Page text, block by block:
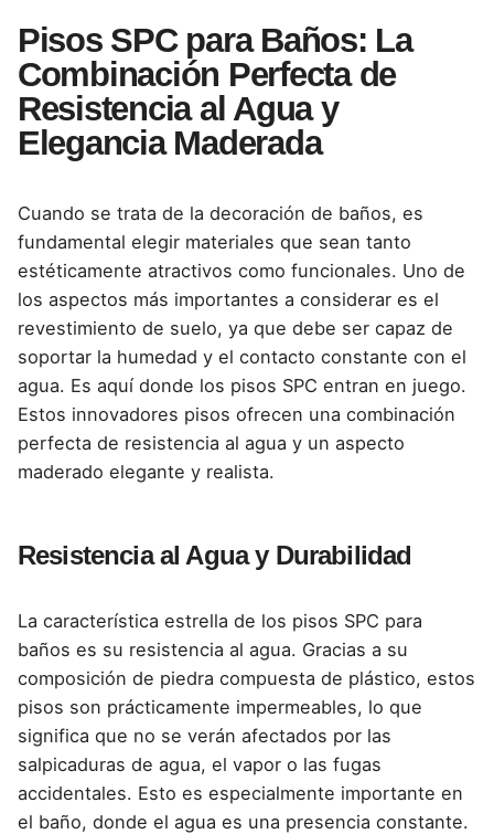
Pisos SPC para Baños: La
Combinación Perfecta de
Resistencia al Agua y
Elegancia Maderada
Cuando se trata de la decoración de baños, es
fundamental elegir materiales que sean tanto
estéticamente atractivos como funcionales. Uno de
los aspectos más importantes a considerar es el
revestimiento de suelo, ya que debe ser capaz de
soportar la humedad y el contacto constante con el
agua. Es aquí donde los pisos SPC entran en juego.
Estos innovadores pisos ofrecen una combinación
perfecta de resistencia al agua y un aspecto
maderado elegante y realista.
Resistencia al Agua y Durabilidad
La característica estrella de los pisos SPC para
baños es su resistencia al agua. Gracias a su
composición de piedra compuesta de plástico, estos
pisos son prácticamente impermeables, lo que
significa que no se verán afectados por las
salpicaduras de agua, el vapor o las fugas
accidentales. Esto es especialmente importante en
el baño, donde el agua es una presencia constante.